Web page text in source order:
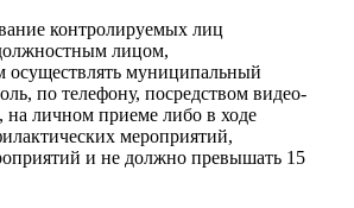
контролируемых лиц
лицом,
муниципальный
по телефону, посредством видео-
на личном приеме либо в ходе
мероприятий,
и не должно превышать 15